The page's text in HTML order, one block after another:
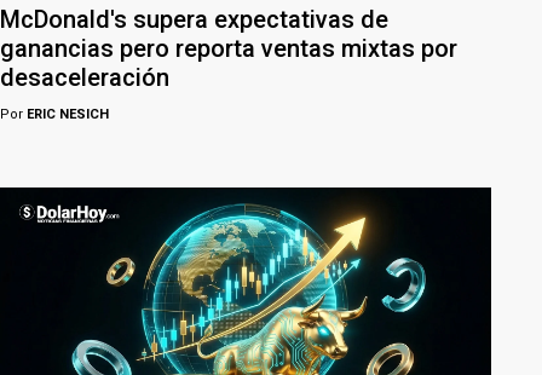
McDonald's supera expectativas de
ganancias pero reporta ventas mixtas por
desaceleración
Por ERIC NESICH